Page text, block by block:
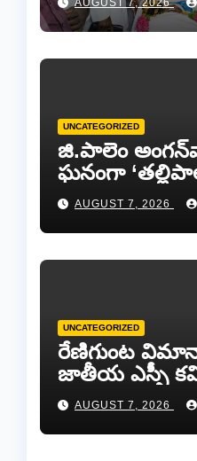
వీడ్కోలు…
UNCATEGORIZED
జి.పాలెం
ఘనంగా
AUGUST 7, 2026
UNCATEGORIZED
రేణిగుంట
జాతీయ ఎస్సీ
కిషోర్
స్వాగతం…
AUGUST 7, 2026